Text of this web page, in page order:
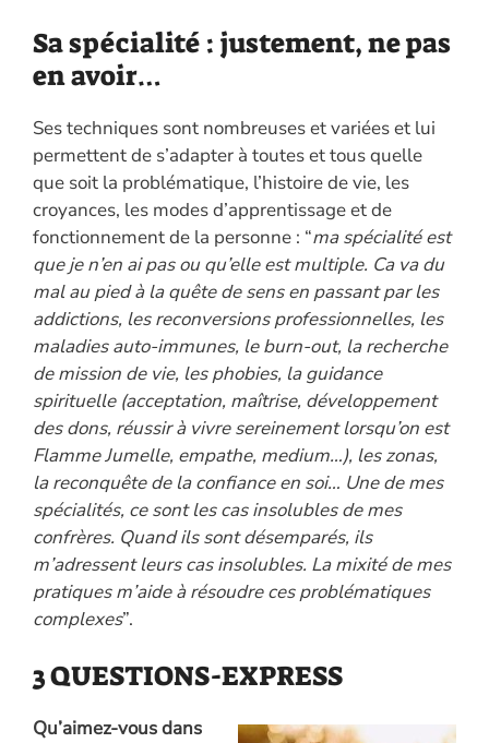
Sa spécialité : justement, ne pas
en avoir…
Ses techniques sont nombreuses et variées et lui
permettent de s’adapter à toutes et tous quelle
que soit la problématique, l’histoire de vie, les
croyances, les modes d’apprentissage et de
fonctionnement de la personne : “ma spécialité est
que je n’en ai pas ou qu’elle est multiple. Ca va du
mal au pied à la quête de sens en passant par les
addictions, les reconversions professionnelles, les
maladies auto-immunes, le burn-out, la recherche
de mission de vie, les phobies, la guidance
spirituelle (acceptation, maîtrise, développement
des dons, réussir à vivre sereinement lorsqu’on est
Flamme Jumelle, empathe, medium…), les zonas,
la reconquête de la confiance en soi… Une de mes
spécialités, ce sont les cas insolubles de mes
confrères. Quand ils sont désemparés, ils
m’adressent leurs cas insolubles. La mixité de mes
pratiques m’aide à résoudre ces problématiques
complexes”.
3 QUESTIONS-EXPRESS
Qu’aimez-vous dans